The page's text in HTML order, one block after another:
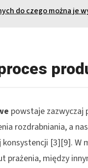
do czego można je
powstaje zazwyczaj
rozdrabniania, a
[3][9]. W
prażenia, między